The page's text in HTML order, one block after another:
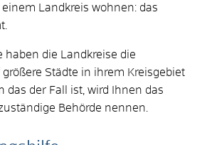
Landkreis wohnen: das
haben die Landkreise die
Städte in ihrem Kreisgebiet
das der Fall ist, wird Ihnen das
Behörde nennen.